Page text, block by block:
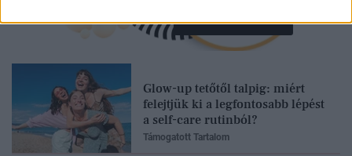
Feliratkozom
Glow-up tetőtől talpig: miért
felejtjük ki a legfontosabb lépést
a self-care rutinból?
Támogatott Tartalom